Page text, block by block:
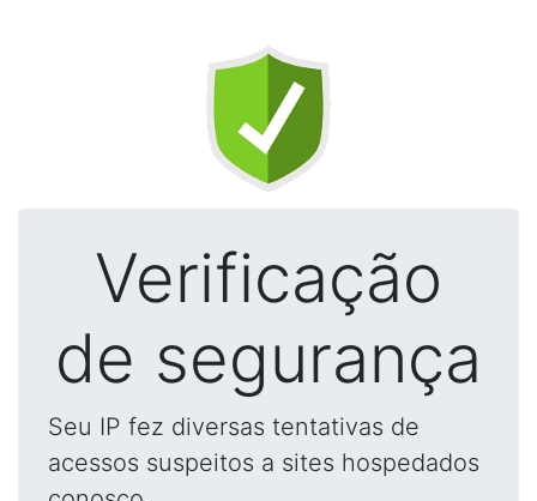
Verificação
de segurança
Seu IP fez diversas tentativas de
acessos suspeitos a sites hospedados